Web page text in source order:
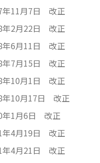
年11月7日 改正
年2月22日 改正
年6月11日 改正
年7月15日 改正
年10月1日 改正
年10月17日 改正
年1月6日 改正
年4月19日 改正
年4月21日 改正